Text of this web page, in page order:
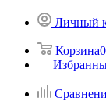
Личный
Корзина0